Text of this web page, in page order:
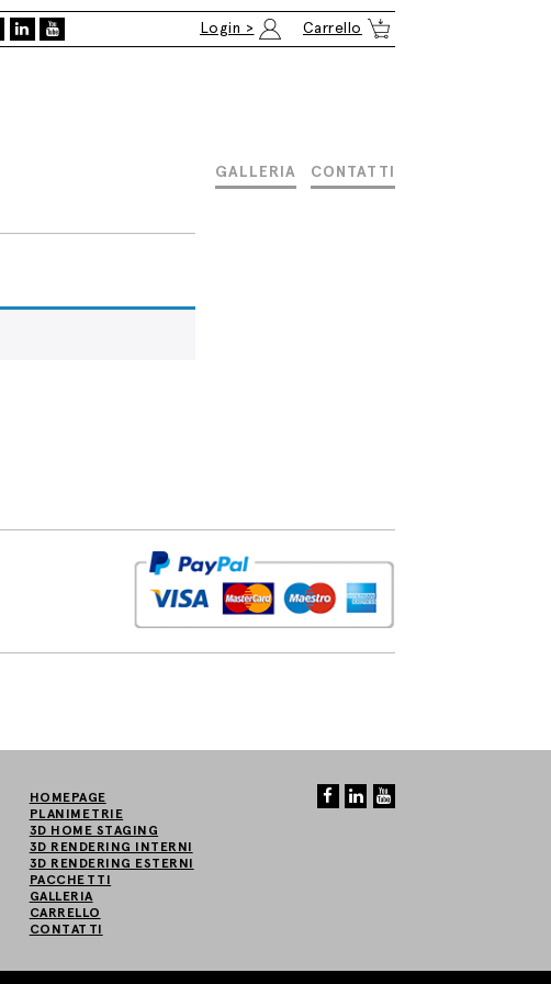
Login > Carrello
GALLERIA CONTATTI
HOMEPAGE
PLANIMETRIE
3D HOME STAGING
3D RENDERING INTERNI
3D RENDERING ESTERNI
PACCHETTI
GALLERIA
CARRELLO
CONTATTI